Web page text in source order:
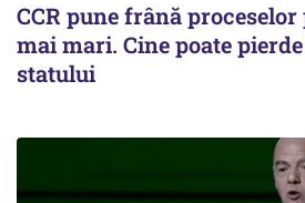
CCR pune frână
mai mari. Cine poate
statului